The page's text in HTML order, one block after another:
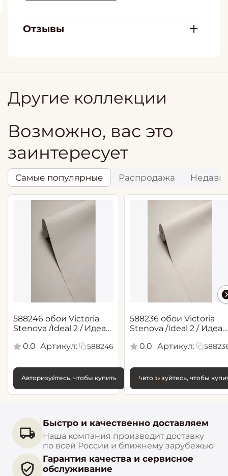
Отзывы
Другие коллекции
Возможно, вас это
заинтересует
Самые популярные Распродажа
588246 обои Victoria
Stenova /Ideal 2 / Идеал
0.0 Артикул: 588246
Авторизуйтесь, чтобы купить
588236 обои Victoria
Stenova /Ideal 2 / Идеал
0.0
Артикул:
Авторизуйтесь, чтобы
Быстро и качественно доставляем
Наша компания производит доставку
по всей России и ближнему зарубежью
Гарантия качества и сервисное
обслуживание